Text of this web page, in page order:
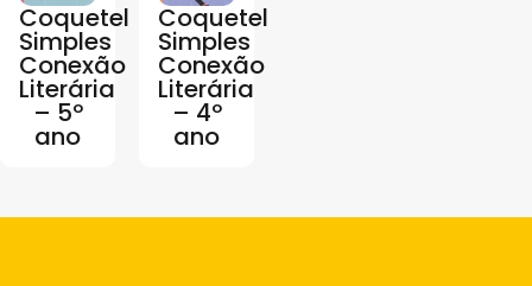
Coquetel
Simples
Conexão
Literária
– 5º
ano
Coquetel
Simples
Conexão
Literária
– 4º
ano